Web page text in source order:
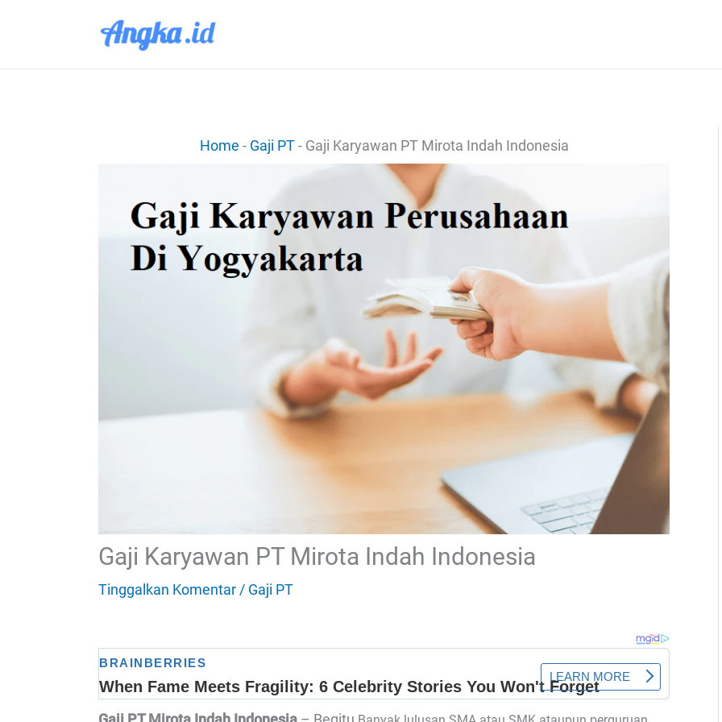
Home - Gaji PT- Gaji Karyawan PT Mirota Indah Indonesia
Gaji Karyawan PT Mirota Indah Indonesia
Tinggalkan Komentar / Gaji PT